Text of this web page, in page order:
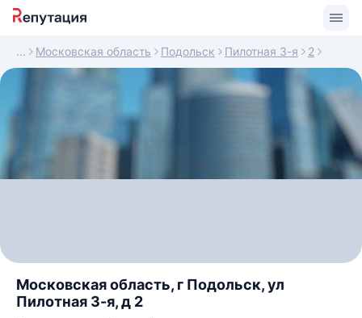
Московская область Подольск Пилотная 3-я 2
Московская область, г Подольск, ул
Пилотная 3-я, д 2